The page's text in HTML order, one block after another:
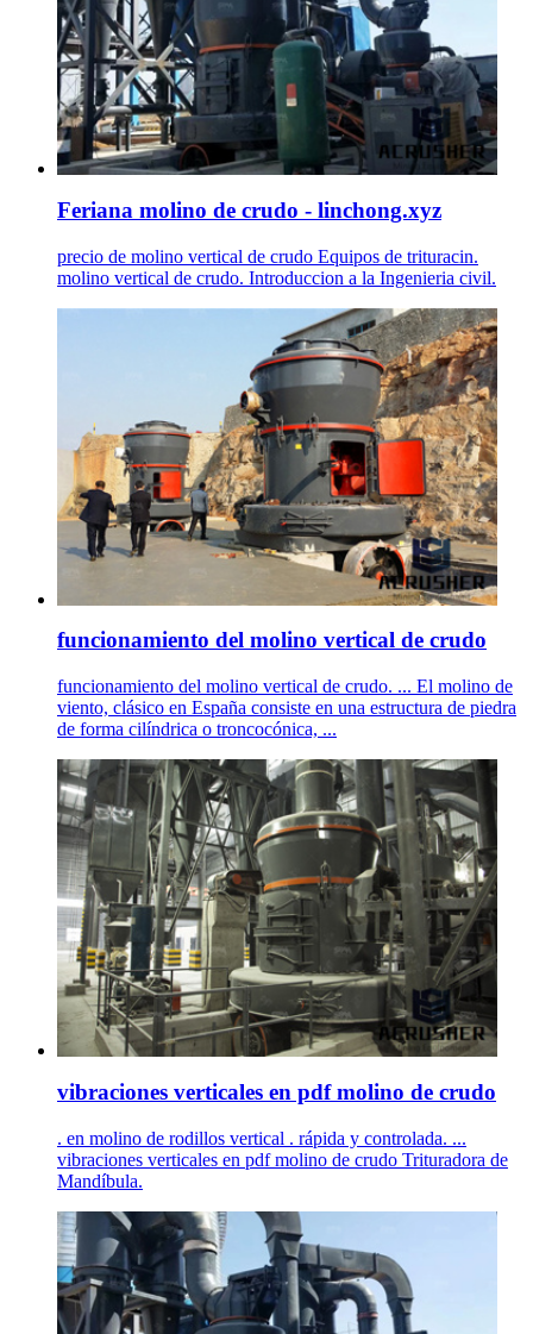
Feriana molino de crudo - linchong.xyz
precio de molino vertical de crudo Equipos de trituracin.
molino vertical de crudo. Introduccion a la Ingenieria civil.
funcionamiento del molino vertical de crudo
funcionamiento del molino vertical de crudo. ... El molino de
viento, clásico en España consiste en una estructura de piedra
de forma cilíndrica o troncocónica, ...
vibraciones verticales en pdf molino de crudo
. en molino de rodillos vertical . rápida y controlada. ...
vibraciones verticales en pdf molino de crudo Trituradora de
Mandíbula.